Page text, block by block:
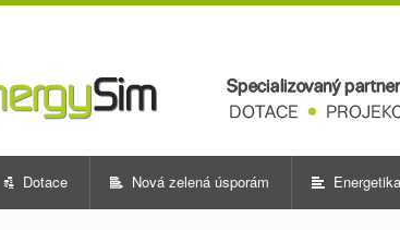
Dotace Nová zelená úsporám